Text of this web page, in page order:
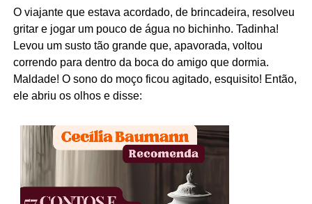
O viajante que estava acordado, de brincadeira, resolveu
gritar e jogar um pouco de água no bichinho. Tadinha!
Levou um susto tão grande que, apavorada, voltou
correndo para dentro da boca do amigo que dormia.
Maldade! O sono do moço ficou agitado, esquisito! Então,
ele abriu os olhos e disse: